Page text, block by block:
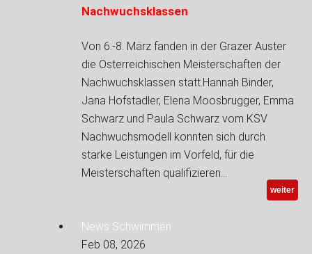
Nachwuchsklassen
Von 6.-8. März fanden in der Grazer Auster
die Österreichischen Meisterschaften der
Nachwuchsklassen statt.Hannah Binder,
Jana Hofstadler, Elena Moosbrugger, Emma
Schwarz und Paula Schwarz vom KSV
Nachwuchsmodell konnten sich durch
starke Leistungen im Vorfeld, für die
Meisterschaften qualifizieren…
weiter
News Schwimmen
Feb 08, 2026